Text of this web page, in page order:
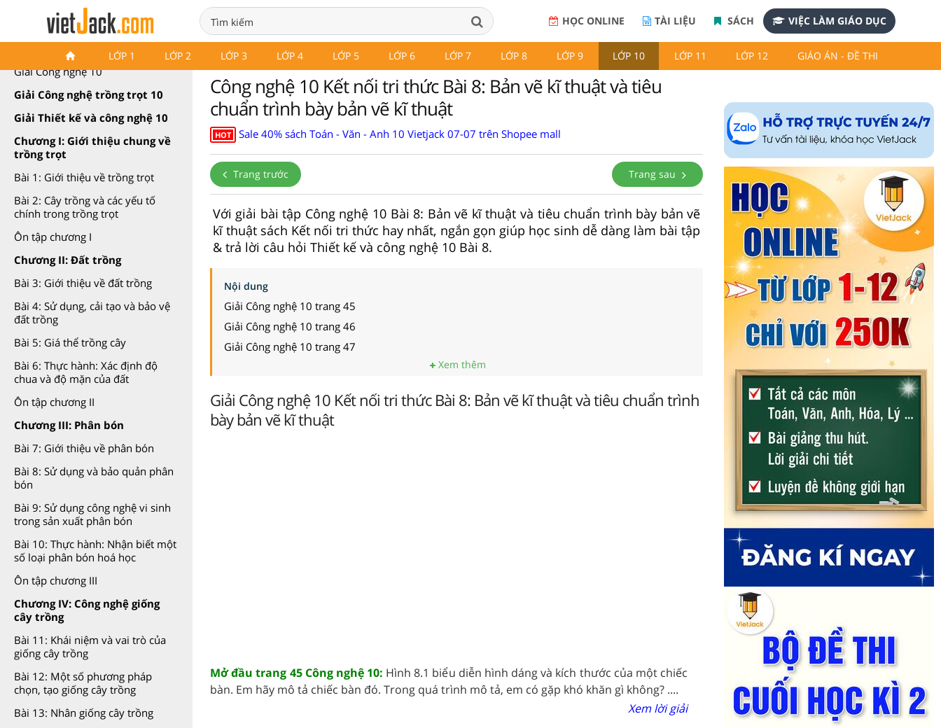
HỌC ONLINE TÀI LIỆU SÁCH VIỆC LÀM GIÁO DỤC
LỚP 1 LỚP 2 LỚP 3 LỚP 4 LỚP 5 LỚP 6 LỚP 7 LỚP 8 LỚP 9 LỚP 10 LỚP 11 LỚP 12 GIÁO ÁN - ĐỀ THI
Công nghệ 10 Kết nối tri thức
Giải Công nghệ 10
Giải Công nghệ trồng trọt 10
Giải Thiết kế và công nghệ 10
Chương I: Giới thiệu chung về
trồng trọt
Bài 1: Giới thiệu về trồng trọt
Bài 2: Cây trồng và các yếu tố
chính trong trồng trọt
Ôn tập chương I
Chương II: Đất trồng
Bài 3: Giới thiệu về đất trồng
Bài 4: Sử dụng, cải tạo và bảo vệ
đất trồng
Bài 5: Giá thể trồng cây
Bài 6: Thực hành: Xác định độ
chua và độ mặn của đất
Ôn tập chương II
Chương III: Phân bón
Bài 7: Giới thiệu về phân bón
Bài 8: Sử dụng và bảo quản phân
bón
Bài 9: Sử dụng công nghệ vi sinh
trong sản xuất phân bón
Bài 10: Thực hành: Nhận biết một
số loại phân bón hoá học
Ôn tập chương III
Chương IV: Công nghệ giống
cây trồng
Bài 11: Khái niệm và vai trò của
giống cây trồng
Bài 12: Một số phương pháp
chọn, tạo giống cây trồng
Bài 13: Nhân giống cây trồng
Công nghệ 10 Kết nối tri thức Bài 8: Bản vẽ kĩ thuật và tiêu
chuẩn trình bày bản vẽ kĩ thuật
HOT Sale 40% sách Toán - Văn - Anh 10 Vietjack 07-07 trên Shopee mall
Trang trước Trang sau
Với giải bài tập Công nghệ 10 Bài 8: Bản vẽ kĩ thuật và tiêu chuẩn trình bày bản vẽ
kĩ thuật sách Kết nối tri thức hay nhất, ngắn gọn giúp học sinh dễ dàng làm bài tập
& trả lời câu hỏi Thiết kế và công nghệ 10 Bài 8.
Nội dung
Giải Công nghệ 10 trang 45
Giải Công nghệ 10 trang 46
Giải Công nghệ 10 trang 47
Xem thêm
Giải Công nghệ 10 Kết nối tri thức Bài 8: Bản vẽ kĩ thuật và tiêu chuẩn trình
bày bản vẽ kĩ thuật
Mở đầu trang 45 Công nghệ 10: Hình 8.1 biểu diễn hình dáng và kích thước của một chiếc
bàn. Em hãy mô tả chiếc bàn đó. Trong quá trình mô tả, em có gặp khó khăn gì không? ....
Xem lời giải